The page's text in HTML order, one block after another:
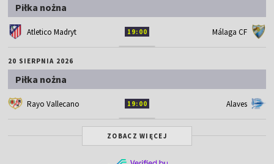
Piłka nożna
Atletico Madryt 19:00 Málaga CF
20 SIERPNIA 2026
Piłka nożna
Rayo Vallecano 19:00 Alaves
ZOBACZ WIĘCEJ